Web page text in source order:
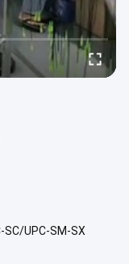
UPC-SM-SX